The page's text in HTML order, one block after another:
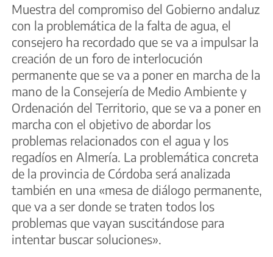
Muestra del compromiso del Gobierno andaluz
con la problemática de la falta de agua, el
consejero ha recordado que se va a impulsar la
creación de un foro de interlocución
permanente que se va a poner en marcha de la
mano de la Consejería de Medio Ambiente y
Ordenación del Territorio, que se va a poner en
marcha con el objetivo de abordar los
problemas relacionados con el agua y los
regadíos en Almería. La problemática concreta
de la provincia de Córdoba será analizada
también en una «mesa de diálogo permanente,
que va a ser donde se traten todos los
problemas que vayan suscitándose para
intentar buscar soluciones».